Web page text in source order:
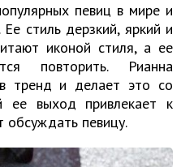
певиц в мире и
стиль дерзкий, яркий и
иконой стиля, а ее
повторить. Рианна
тренд и делает это со
ее выход привлекает к
обсуждать певицу.